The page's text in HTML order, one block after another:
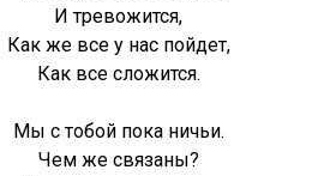
И тревожится,
Как же все у нас пойдет,
Как все сложится.
Мы с тобой пока ничьи.
Чем же связаны?